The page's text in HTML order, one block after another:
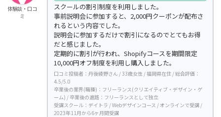
体験談・口コ
ミ
スクールの割引制度を利用しました。
事前説明会に参加すると、2,000円クーポンが配布さ
れるという内容でした。
説明会に参加するだけで割引になるのでとてもお得
だと感じました。
定期的に割引が行われ、Shopifyコースを期間限定
10,000円オフ制度を利用し購入しました。
口コミ投稿者：丹後綾野さん / 33歳女性 / 福岡県在住 / 総合評価：
4.5/5.0
卒業後の業界(職種)：フリーランス(クリエイティブ・デザイン・ゲ
ーム) / 卒業後の進路：フリーランスとして独立
受講スクール：デイトラ / Webデザインコース / オンラインで受講 /
2023年11月から6ヶ月間受講